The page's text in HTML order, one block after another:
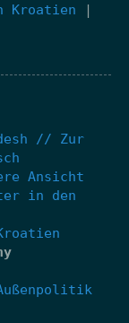
|
// Zur
Ansicht
in den